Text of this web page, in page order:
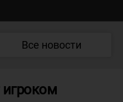
Все новости
игроком